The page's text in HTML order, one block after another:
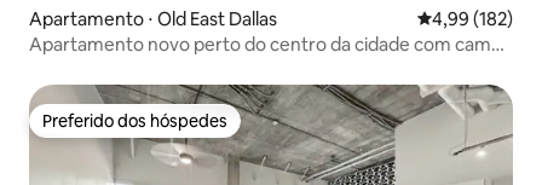
Apartamento ⋅ Old East Dallas 4,99 de uma
4,99 (182)
Apartamento novo perto do centro da cidade com cama
Preferido dos hóspedes
Preferido dos hóspedes